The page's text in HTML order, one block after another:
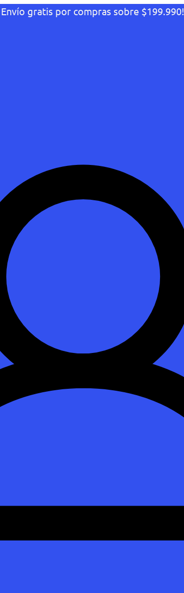
gratis por compras sobre $199.990!